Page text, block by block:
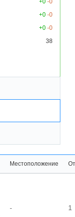
+0 -0
+0 -0
+0 -0
38
Местоположение
- 1